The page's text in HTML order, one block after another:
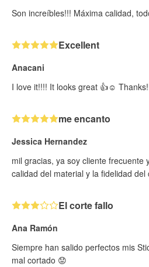
Son increíbles!!! Máxima calidad,
Excellent
Anacani
I love it!!!! It looks great 👍☺️
me encanto
Jessica Hernandez
mil gracias, ya soy cliente frecuente
calidad del material y la fidelidad
El corte fallo
Ana Ramón
Siempre han salido perfectos mis
mal cortado 😟